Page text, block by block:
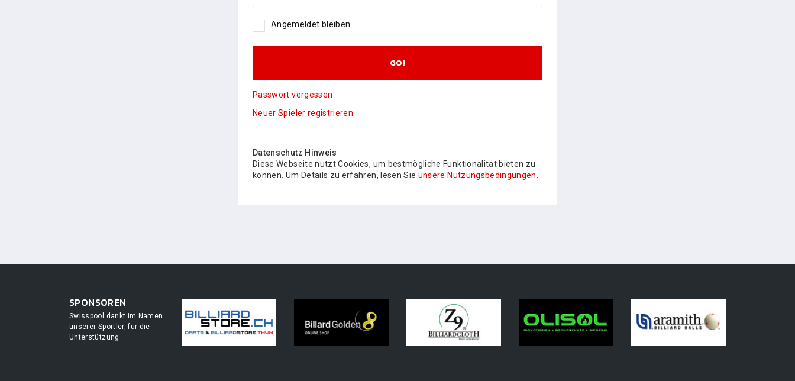
Angemeldet bleiben
GO!
Passwort vergessen
Neuer Spieler registrieren
Datenschutz Hinweis
Diese Webseite nutzt Cookies, um bestmögliche Funktionalität bieten zu
können. Um Details zu erfahren, lesen Sie unsere Nutzungsbedingungen.
SPONSOREN
Swisspool dankt im Namen
unserer Sportler, für die
Unterstützung